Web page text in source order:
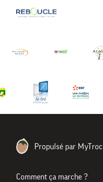
Propulsé par MyTroc
Comment ça marche ?